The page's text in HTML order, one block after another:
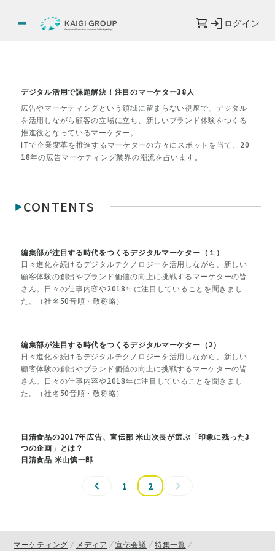
ログイン
デジタル活用で課題解決！注目のマーケター38人
広告やマーケティングという領域に留まらない視座で、デジタル
を活用しながら顧客の立場に立ち、新しいブランド体験をつくる
推進役となっているマーケター。
ITで企業変革を推進するマーケターの方々にスポットを当て、20
18年の広告マーケティング業界の潮流を占います。
CONTENTS
編集部が注目する時代をつくるデジタルマーケター（１）
日々進化を続けるデジタルテクノロジーを活用しながら、新しい
顧客体験の創出やブランド価値の向上に挑戦するマーケターの皆
さん。日々の仕事内容や2018年に注目していることを聞きまし
た。（社名50音順・敬称略）
編集部が注目する時代をつくるデジタルマーケター（2）
日々進化を続けるデジタルテクノロジーを活用しながら、新しい
顧客体験の創出やブランド価値の向上に挑戦するマーケターの皆
さん。日々の仕事内容や2018年に注目していることを聞きまし
た。（社名50音順・敬称略）
日清食品の2017年広告、宣伝部 米山次長が選ぶ「印象に残った3
つの企画」とは？
日清食品 米山慎一郎
1 2
マーケティング メディア 宣伝会議 特集一覧